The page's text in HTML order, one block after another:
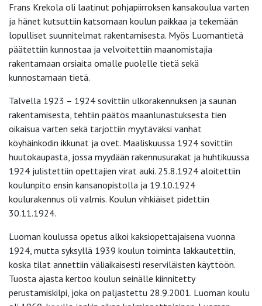
Frans Krekola oli laatinut pohjapiirroksen kansakoulua varten
ja hänet kutsuttiin katsomaan koulun paikkaa ja tekemään
lopulliset suunnitelmat rakentamisesta. Myös Luomantietä
päätettiin kunnostaa ja velvoitettiin maanomistajia
rakentamaan orsiaita omalle puolelle tietä sekä
kunnostamaan tietä.
Talvella 1923 – 1924 sovittiin ulkorakennuksen ja saunan
rakentamisesta, tehtiin päätös maanlunastuksesta tien
oikaisua varten sekä tarjottiin myytäväksi vanhat
köyhäinkodin ikkunat ja ovet. Maaliskuussa 1924 sovittiin
huutokaupasta, jossa myydään rakennusurakat ja huhtikuussa
1924 julistettiin opettajien virat auki. 25.8.1924 aloitettiin
koulunpito ensin kansanopistolla ja 19.10.1924
koulurakennus oli valmis. Koulun vihkiäiset pidettiin
30.11.1924.
Luoman koulussa opetus alkoi kaksiopettajaisena vuonna
1924, mutta syksyllä 1939 koulun toiminta lakkautettiin,
koska tilat annettiin väliaikaisesti reserviläisten käyttöön.
Tuosta ajasta kertoo koulun seinälle kiinnitetty
perustamiskilpi, joka on paljastettu 28.9.2001. Luoman koulu